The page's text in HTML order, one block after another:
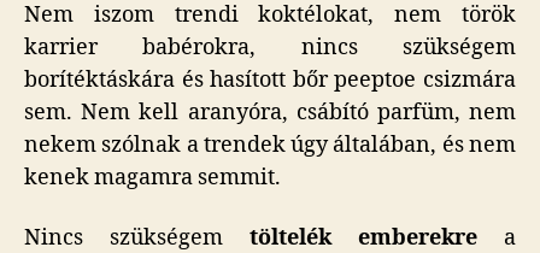
Nem iszom trendi koktélokat, nem török
karrier babérokra, nincs szükségem
borítéktáskára és hasított bőr peeptoe csizmára
sem. Nem kell aranyóra, csábító parfüm, nem
nekem szólnak a trendek úgy általában, és nem
kenek magamra semmit.
Nincs szükségem töltelék emberekre a